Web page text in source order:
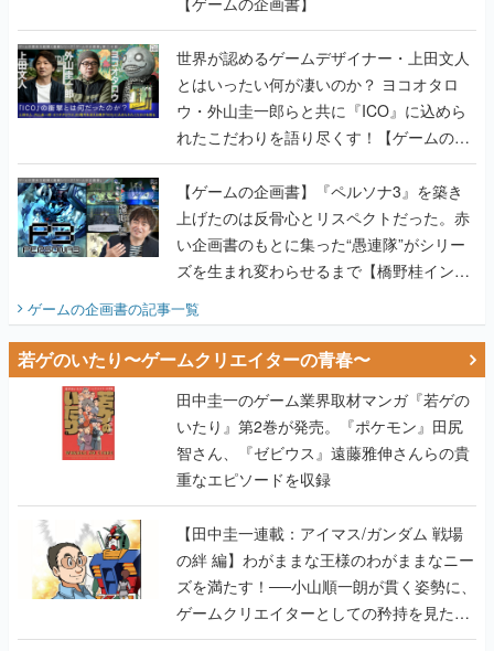
世界が認めるゲームデザイナー・上田文人
とはいったい何が凄いのか？ ヨコオタロ
ウ・外山圭一郎らと共に『ICO』に込めら
れたこだわりを語り尽くす！【ゲームの企
画書】
【ゲームの企画書】『ペルソナ3』を築き
上げたのは反骨心とリスペクトだった。赤
い企画書のもとに集った“愚連隊”がシリー
ズを生まれ変わらせるまで【橋野桂インタ
ゲームの企画書の記事一覧
若ゲのいたり〜ゲームクリエイターの青春〜
田中圭一のゲーム業界取材マンガ『若ゲの
いたり』第2巻が発売。『ポケモン』田尻
智さん、『ゼビウス』遠藤雅伸さんらの貴
重なエピソードを収録
【田中圭一連載：アイマス/ガンダム 戦場
の絆 編】わがままな王様のわがままなニー
ズを満たす！──小山順一朗が貫く姿勢に、
ゲームクリエイターとしての矜持を見た
【若ゲのいたり最終回】